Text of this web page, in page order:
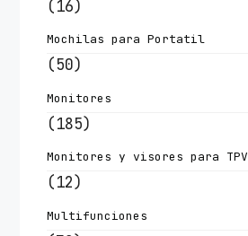
(16)
Mochilas para Portatil
(50)
Monitores
(185)
Monitores y visores para TPV
(12)
Multifunciones